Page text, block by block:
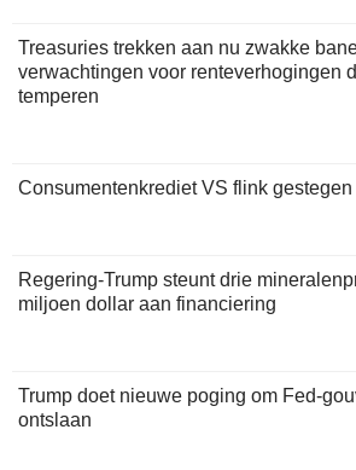
Treasuries trekken aan nu zwakke
verwachtingen voor renteverhogingen
temperen
Consumentenkrediet VS flink gestegen
Regering-Trump steunt drie
miljoen dollar aan financiering
Trump doet nieuwe poging om Fed-
ontslaan